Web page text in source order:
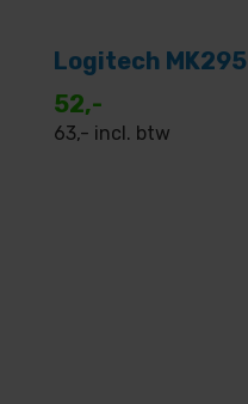
Logitech MK295
52,-
63,- incl. btw